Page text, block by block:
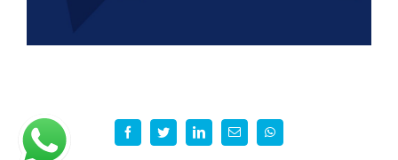
facebooktwitter linkedinCorreo
electrónico
whatsapp